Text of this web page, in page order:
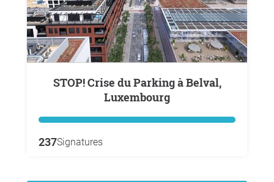
STOP! Crise du Parking à Belval,
Luxembourg
237Signatures